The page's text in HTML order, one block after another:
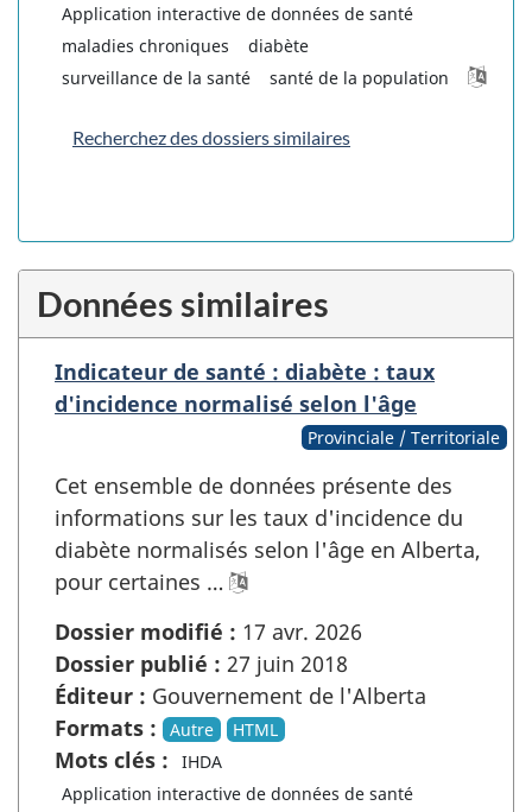
Application interactive de données de santé
maladies chroniques
diabète
surveillance de la santé
santé de la population
Recherchez des dossiers similaires
Données similaires
Indicateur de santé : diabète : taux
d'incidence normalisé selon l'âge
Provinciale / Territoriale
Cet ensemble de données présente des
informations sur les taux d'incidence du
diabète normalisés selon l'âge en Alberta,
pour certaines …
Dossier modifié : 17 avr. 2026
Dossier publié : 27 juin 2018
Éditeur : Gouvernement de l'Alberta
Formats :
Autre HTML
Mots clés :
IHDA
Application interactive de données de santé